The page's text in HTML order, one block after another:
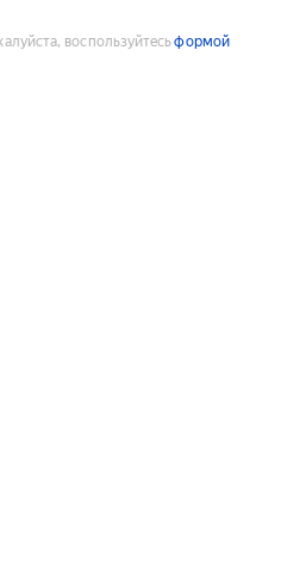
воспользуйтесьформой